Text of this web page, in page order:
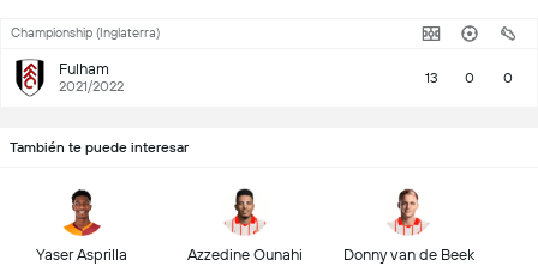
Championship (Inglaterra)
Fulham
2021/2022 13 0 0
También te puede interesar
Yaser Asprilla Azzedine Ounahi Donny van de Beek